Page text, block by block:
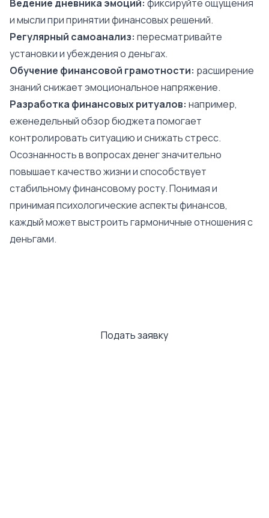
Ведение дневника эмоций: фиксируйте ощущения
и мысли при принятии финансовых решений.
Регулярный самоанализ: пересматривайте
установки и убеждения о деньгах.
Обучение финансовой грамотности: расширение
знаний снижает эмоциональное напряжение.
Разработка финансовых ритуалов: например,
еженедельный обзор бюджета помогает
контролировать ситуацию и снижать стресс.
Осознанность в вопросах денег значительно
повышает качество жизни и способствует
стабильному финансовому росту. Понимая и
принимая психологические аспекты финансов,
каждый может выстроить гармоничные отношения с
деньгами.
Подать заявку